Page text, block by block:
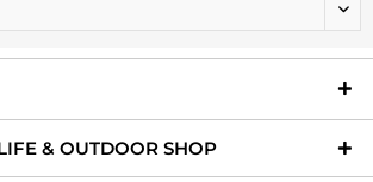
& OUTDOOR SHOP